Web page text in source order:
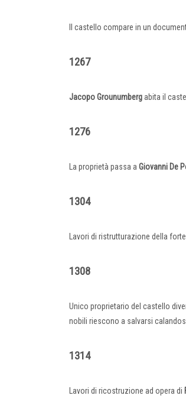
Il castello compare in un
1267
JacopoGrounumbergabita il
1276
La proprietà passa a Giovanni De
1304
Lavori di ristrutturazione della
1308
Unico proprietario del castello
nobili riescono a salvarsi
1314
Lavori di ricostruzione ad opera di